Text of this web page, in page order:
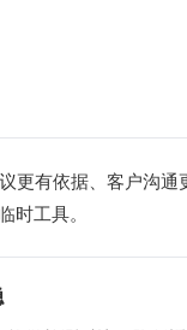
更有依据、客户沟通
工具。